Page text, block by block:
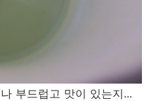
부드럽고 맛이 있는지...